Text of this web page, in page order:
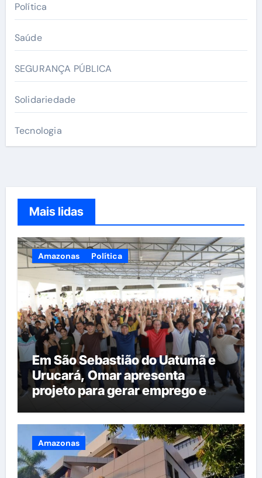
Política
Saúde
SEGURANÇA PÚBLICA
Solidariedade
Tecnologia
Mais lidas
Amazonas Política
Em São Sebastião do Uatumã e
Urucará, Omar apresenta
projeto para gerar emprego e
Amazonas